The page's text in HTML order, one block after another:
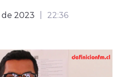
2023 22:36